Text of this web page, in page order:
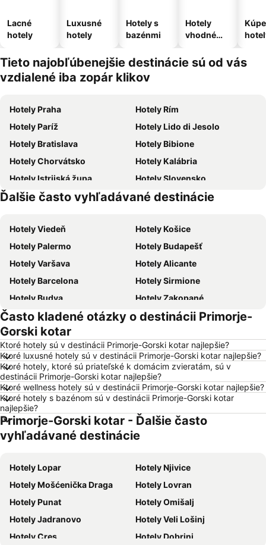
Lacné
hotely
Luxusné
hotely
Hotely s
bazénmi
Hotely
vhodné
domáce
zvieratá
Tieto najobľúbenejšie destinácie sú od vás
vzdialené iba zopár klikov
Hotely Praha
Hotely Rím
Hotely Paríž
Hotely Lido di Jesolo
Hotely Bratislava
Hotely Bibione
Hotely Chorvátsko
Hotely Kalábria
Hotely Istrijská župa
Hotely Slovensko
Hotely Malta
Hotely Slovinsko
Ďalšie často vyhľadávané destinácie
Hotely Viedeň
Hotely Košice
Hotely Palermo
Hotely Budapešť
Hotely Varšava
Hotely Alicante
Hotely Barcelona
Hotely Sirmione
Hotely Budva
Hotely Zakopané
Hotely Naples
Hotely Crikvenica
Hotely Vysoké Tatry
Hotely Gdansk
Hotely Nice
Hotely Tropea
Hotely Berlín
Hotely Lignano Sabbiadoro
Hotely Taliansko
Hotely Malorka
Hotely Ostrov Mykonos
Hotely Balaton
Hotely Grécko
Hotely Ostrov Skiathos
Hotely Laponsko
Hotely Pobrežie Chorvátska
Hotely Albánsko
Hotely Ibiza
Hotely Ostrov Rodos
Hotely Švajčiarsko
Hotely Turecko
Hotely Benátsko
Hotely Berlín
Hotely Cyprus
Hotely Sardínia
Často kladené otázky o destinácii Primorje-
Gorski kotar
Ktoré hotely sú v destinácii Primorje-Gorski kotar najlepšie?
Ktoré luxusné hotely sú v destinácii Primorje-Gorski kotar najlepšie?
Ktoré hotely, ktoré sú priateľské k domácim zvieratám, sú v
destinácii Primorje-Gorski kotar najlepšie?
Ktoré wellness hotely sú v destinácii Primorje-Gorski kotar najlepšie?
Ktoré hotely s bazénom sú v destinácii Primorje-Gorski kotar
najlepšie?
Primorje-Gorski kotar - Ďalšie často
vyhľadávané destinácie
Hotely Lopar
Hotely Njivice
Hotely Mošćenička Draga
Hotely Lovran
Hotely Punat
Hotely Omišalj
Hotely Jadranovo
Hotely Veli Lošinj
Hotely Cres
Hotely Dobrinj